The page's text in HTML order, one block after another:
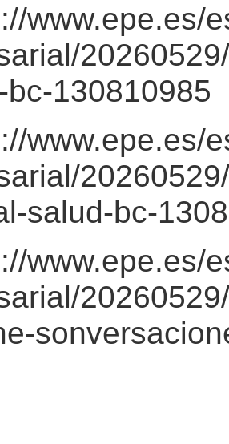
www.epe.es/
bc-130810985
www.epe.es/
salud-bc-
www.epe.es/